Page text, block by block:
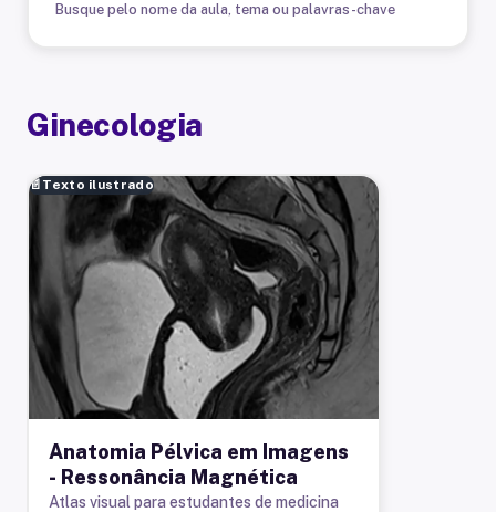
Busque pelo nome da aula, tema ou palavras-chave
Ginecologia
📄 Texto ilustrado
Anatomia Pélvica em Imagens
- Ressonância Magnética
Atlas visual para estudantes de medicina